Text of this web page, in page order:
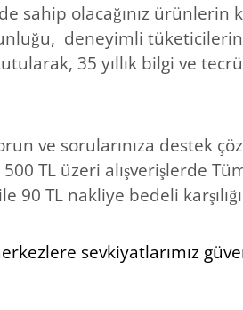
sahip olacağınız ürünlerin
deneyimli
35 yıllık bilgi ve
ve sorularınıza destek
500 TL üzeri alışverişlerde
90 TL nakliye bedeli
sevkiyatlarımız